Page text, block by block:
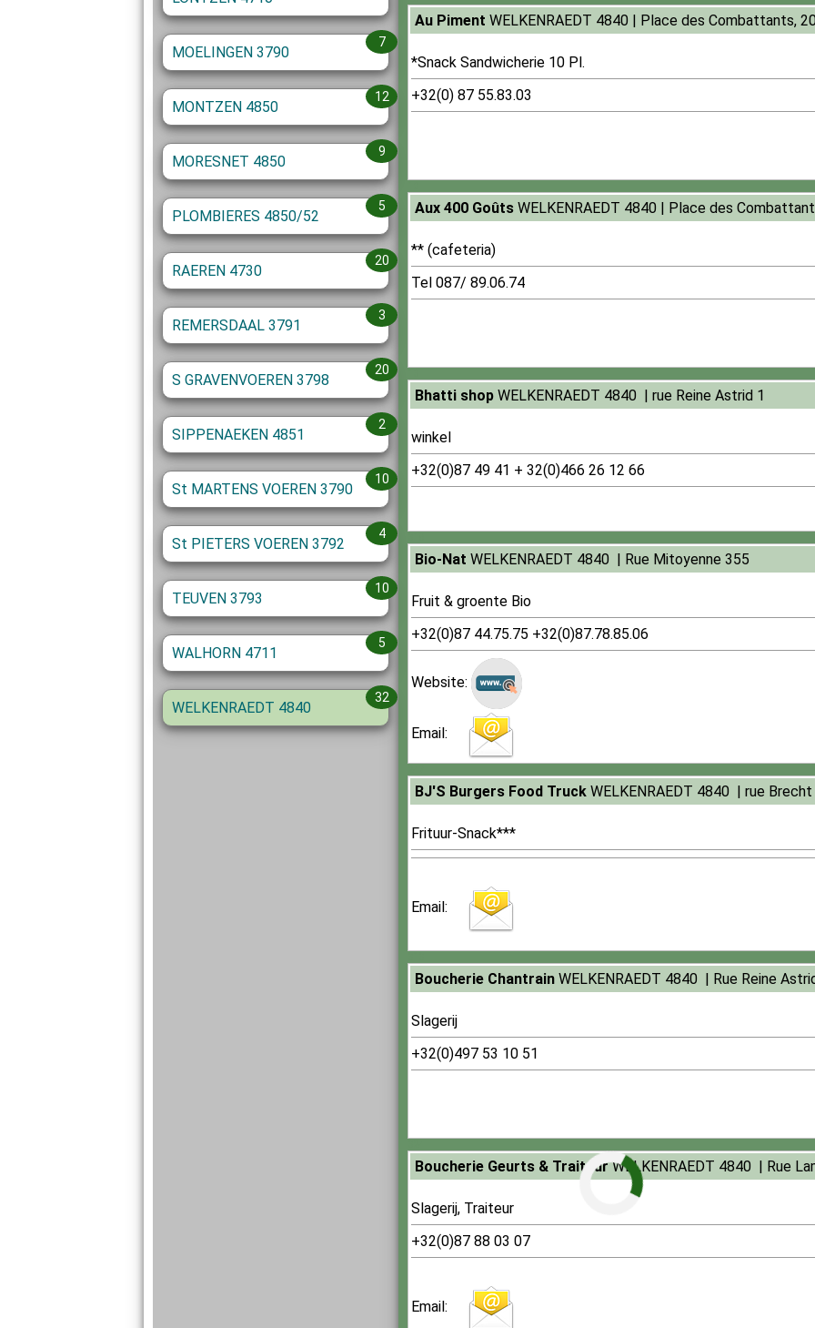
MOELINGEN 3790
7
MONTZEN 4850
12
MORESNET 4850
9
PLOMBIERES 4850/52
5
RAEREN 4730
20
REMERSDAAL 3791
3
S GRAVENVOEREN 3798
20
SIPPENAEKEN 4851
2
St MARTENS VOEREN 3790
10
St PIETERS VOEREN 3792
4
TEUVEN 3793
10
WALHORN 4711
5
WELKENRAEDT 4840
32
Au Piment WELKENRAEDT 4840 | Place des Combattants,
*Snack Sandwicherie 10 Pl.
+32(0) 87 55.83.03
Aux 400 Goûts WELKENRAEDT 4840 | Place des
** (cafeteria)
Tel 087/ 89.06.74
Bhatti shop WELKENRAEDT 4840 | rue Reine Astrid 1
winkel
+32(0)87 49 41 + 32(0)466 26 12 66
Bio-Nat WELKENRAEDT 4840 | Rue Mitoyenne 355
Fruit & groente Bio
+32(0)87 44.75.75 +32(0)87.78.85.06
Website:
Email:
BJ'S Burgers Food Truck WELKENRAEDT 4840 | rue
Frituur-Snack***
Email:
Boucherie Chantrain WELKENRAEDT 4840 | Rue Reine
Slagerij
+32(0)497 53 10 51
Boucherie Geurts & TraiteurWELKENRAEDT 4840 | Rue
Slagerij, Traiteur
+32(0)87 88 03 07
Email: